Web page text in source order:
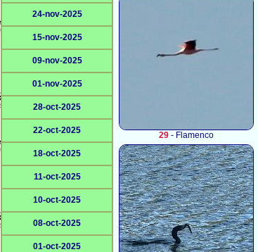
24-nov-2025
15-nov-2025
09-nov-2025
01-nov-2025
28-oct-2025
22-oct-2025
18-oct-2025
11-oct-2025
10-oct-2025
08-oct-2025
01-oct-2025
29 - Flamenco